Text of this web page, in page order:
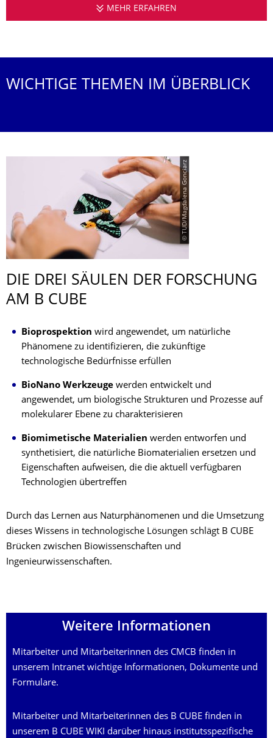
MEHR ERFAHREN
WICHTIGE THEMEN IM ÜBERBLICK
© TUD/Magdalena Gonciarz
DIE DREI SÄULEN DER FORSCHUNG
AM B CUBE
Bioprospektion wird angewendet, um natürliche
Phänomene zu identifizieren, die zukünftige
technologische Bedürfnisse erfüllen
BioNano Werkzeuge werden entwickelt und
angewendet, um biologische Strukturen und Prozesse auf
molekularer Ebene zu charakterisieren
Biomimetische Materialien werden entworfen und
synthetisiert, die natürliche Biomaterialien ersetzen und
Eigenschaften aufweisen, die die aktuell verfügbaren
Technologien übertreffen
Durch das Lernen aus Naturphänomenen und die Umsetzung
dieses Wissens in technologische Lösungen schlägt B CUBE
Brücken zwischen Biowissenschaften und
Ingenieurwissenschaften.
Weitere Informationen
Mitarbeiter und Mitarbeiterinnen des CMCB finden in
unserem Intranet wichtige Informationen, Dokumente und
Formulare.
Mitarbeiter und Mitarbeiterinnen des B CUBE finden in
unserem B CUBE WIKI darüber hinaus institutsspezifische